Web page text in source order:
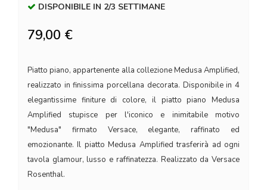
DISPONIBILE IN 2/3 SETTIMANE
79,00 €
Piatto piano, appartenente alla collezione Medusa Amplified,
realizzato in finissima porcellana decorata. Disponibile in 4
elegantissime finiture di colore, il piatto piano Medusa
Amplified stupisce per l'iconico e inimitabile motivo
"Medusa" firmato Versace, elegante, raffinato ed
emozionante. Il piatto Medusa Amplified trasferirà ad ogni
tavola glamour, lusso e raffinatezza. Realizzato da Versace
Rosenthal.